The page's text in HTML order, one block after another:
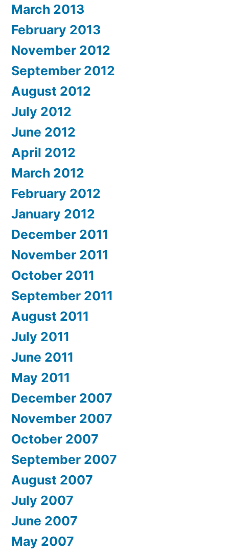
March 2013
February 2013
November 2012
September 2012
August 2012
July 2012
June 2012
April 2012
March 2012
February 2012
January 2012
December 2011
November 2011
October 2011
September 2011
August 2011
July 2011
June 2011
May 2011
December 2007
November 2007
October 2007
September 2007
August 2007
July 2007
June 2007
May 2007